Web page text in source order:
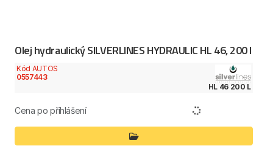
Olej hydraulický SILVERLINES HYDRAULIC HL 46, 200 l
Kód AUTOS
0557443
HL 46 200 L
Cena po přihlášení